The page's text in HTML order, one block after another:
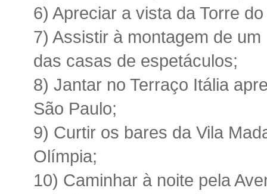
6) Apreciar a vista da Torre
7) Assistir à montagem de
das casas de espetáculos;
8) Jantar no Terraço Itália
São Paulo;
9) Curtir os bares da Vila
Olímpia;
10) Caminhar à noite pela